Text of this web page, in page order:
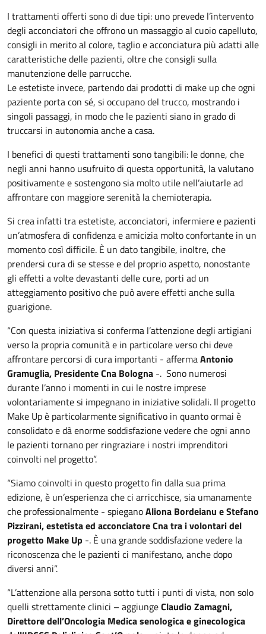
I trattamenti offerti sono di due tipi: uno prevede l’intervento
degli acconciatori che offrono un massaggio al cuoio capelluto,
consigli in merito al colore, taglio e acconciatura più adatti alle
caratteristiche delle pazienti, oltre che consigli sulla
manutenzione delle parrucche.
Le estetiste invece, partendo dai prodotti di make up che ogni
paziente porta con sé, si occupano del trucco, mostrando i
singoli passaggi, in modo che le pazienti siano in grado di
truccarsi in autonomia anche a casa.
I benefici di questi trattamenti sono tangibili: le donne, che
negli anni hanno usufruito di questa opportunità, la valutano
positivamente e sostengono sia molto utile nell’aiutarle ad
affrontare con maggiore serenità la chemioterapia.
Si crea infatti tra estetiste, acconciatori, infermiere e pazienti
un’atmosfera di confidenza e amicizia molto confortante in un
momento così difficile. È un dato tangibile, inoltre, che
prendersi cura di se stesse e del proprio aspetto, nonostante
gli effetti a volte devastanti delle cure, porti ad un
atteggiamento positivo che può avere effetti anche sulla
guarigione.
“Con questa iniziativa si conferma l’attenzione degli artigiani
verso la propria comunità e in particolare verso chi deve
affrontare percorsi di cura importanti - affermaAntonio
Gramuglia, Presidente Cna Bologna -. Sono numerosi
durante l’anno i momenti in cui le nostre imprese
volontariamente si impegnano in iniziative solidali. Il progetto
Make Up è particolarmente significativo in quanto ormai è
consolidato e dà enorme soddisfazione vedere che ogni anno
le pazienti tornano per ringraziare i nostri imprenditori
coinvolti nel progetto”.
“Siamo coinvolti in questo progetto fin dalla sua prima
edizione, è un’esperienza che ci arricchisce, sia umanamente
che professionalmente - spieganoAliona Bordeianu e Stefano
Pizzirani, estetista ed acconciatore Cna tra i volontari del
progetto Make Up -. È una grande soddisfazione vedere la
riconoscenza che le pazienti ci manifestano, anche dopo
diversi anni”.
“L’attenzione alla persona sotto tutti i punti di vista, non solo
quelli strettamente clinici – aggiungeClaudio Zamagni,
Direttore dell’Oncologia Medica senologica e ginecologica